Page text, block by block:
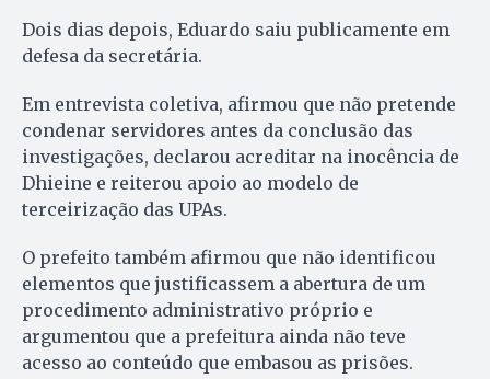
Dois dias depois, Eduardo saiu publicamente em
defesa da secretária.
Em entrevista coletiva, afirmou que não pretende
condenar servidores antes da conclusão das
investigações, declarou acreditar na inocência de
Dhieine e reiterou apoio ao modelo de
terceirização das UPAs.
O prefeito também afirmou que não identificou
elementos que justificassem a abertura de um
procedimento administrativo próprio e
argumentou que a prefeitura ainda não teve
acesso ao conteúdo que embasou as prisões.